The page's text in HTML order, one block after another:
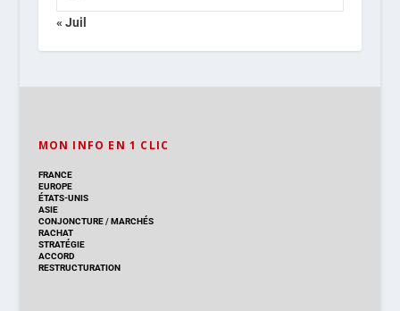
« Juil
MON INFO EN 1 CLIC
FRANCE
EUROPE
ÉTATS-UNIS
ASIE
CONJONCTURE/MARCHÉS
RACHAT
STRATÉGIE
ACCORD
RESTRUCTURATION